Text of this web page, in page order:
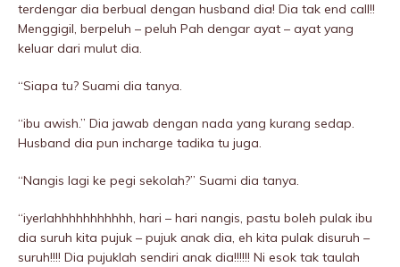
terdengar dia berbual dengan husband dia! Dia tak end call!!
Menggigil, berpeluh – peluh Pah dengar ayat – ayat yang
keluar dari mulut dia.
“Siapa tu? Suami dia tanya.
“ibu awish.’’ Dia jawab dengan nada yang kurang sedap.
Husband dia pun incharge tadika tu juga.
“Nangis lagi ke pegi sekolah?’’ Suami dia tanya.
“iyerlahhhhhhhhhhh, hari – hari nangis, pastu boleh pulak ibu
dia suruh kita pujuk – pujuk anak dia, eh kita pulak disuruh –
suruh!!!! Dia pujuklah sendiri anak dia!!!!!! Ni esok tak taulah